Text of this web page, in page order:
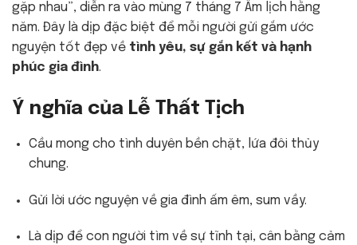
gặp nhau”, diễn ra vào mùng 7 tháng 7 Âm lịch hằng
năm. Đây là dịp đặc biệt để mỗi người gửi gắm ước
nguyện tốt đẹp về tình yêu, sự gắn kết và hạnh
phúc gia đình.
Ý nghĩa của Lễ Thất Tịch
Cầu mong cho tình duyên bền chặt, lứa đôi thủy
chung.
Gửi lời ước nguyện về gia đình ấm êm, sum vầy.
Là dịp để con người tìm về sự tĩnh tại, cân bằng cảm